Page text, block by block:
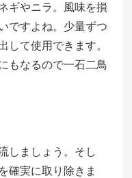
ギやニラ。風味を損
ですよね。少量ずつ
して使用できます。
もなるので一石二鳥
しましょう。そし
確実に取り除きま